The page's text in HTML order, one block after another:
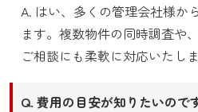
A. はい、多くの管理会社様か
ます。複数物件の同時調査や
ご相談にも柔軟に対応いたしま
Q. 費用の目安が知りたいので